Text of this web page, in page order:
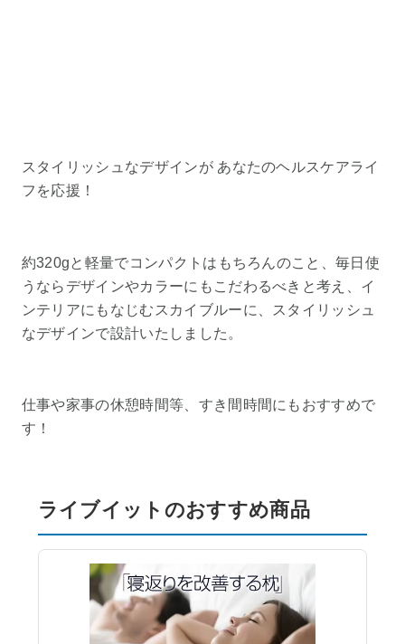
スタイリッシュなデザインが あなたのヘルスケアライ
フを応援！
約320gと軽量でコンパクトはもちろんのこと、毎日使
うならデザインやカラーにもこだわるべきと考え、イ
ンテリアにもなじむスカイブルーに、スタイリッシュ
なデザインで設計いたしました。
仕事や家事の休憩時間等、すき間時間にもおすすめで
す！
ライブイットのおすすめ商品